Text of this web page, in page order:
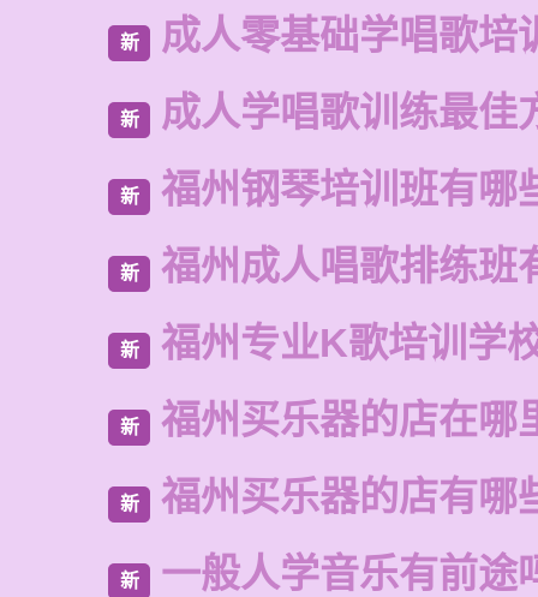
新 成人零基础学唱歌培
新 成人学唱歌训练最佳
新 福州钢琴培训班有哪
新 福州成人唱歌排练班
新 福州专业K歌培训学
新 福州买乐器的店在哪
新 福州买乐器的店有哪
新 一般人学音乐有前途